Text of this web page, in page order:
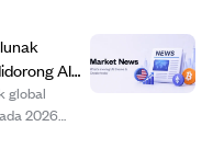
AI
global
2026
16%.